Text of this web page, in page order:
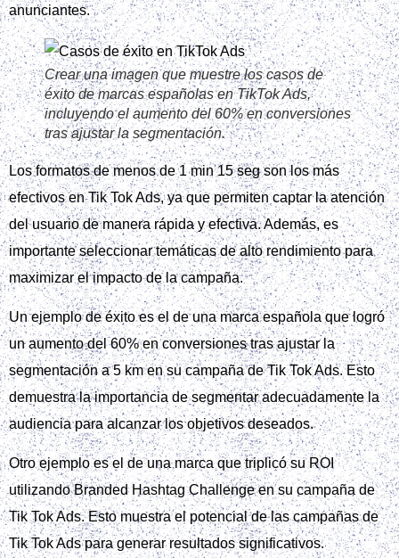
marketing puede potenciar tu
campaña
Una Agencia de marketing puede potenciar tu campaña en
Tik Tok Ads con una auditoría previa y definición de
objetivos claros.
Crear una imagen que muestre los beneficios de
contratar una agencia de marketing
especializada en TikTok Ads, incluyendo la
auditoría previa y la creación de creatividades
profesionales.
La creación de creatividades profesionales y la gestión de
segmentación avanzada son clave para el éxito en Tik Tok
Ads, según una Agencia de marketing.
Un ejemplo de esto es cuando una Agencia de marketing
incrementó el CTR de 0,8% a 3,2% al sustituir imágenes de
stock por contenido propio en una campaña de Tik Tok Ads.
La optimización continua es fundamental para maximizar los
resultados en Tik Tok Ads, y una Agencia de marketing